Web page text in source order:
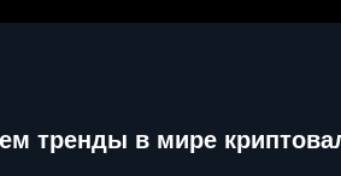
тренды в мире